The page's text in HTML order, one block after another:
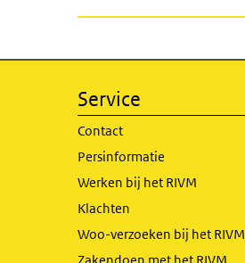
Service
Contact
Persinformatie
Werken bij het RIVM
Klachten
Woo-verzoeken bij het RIVM